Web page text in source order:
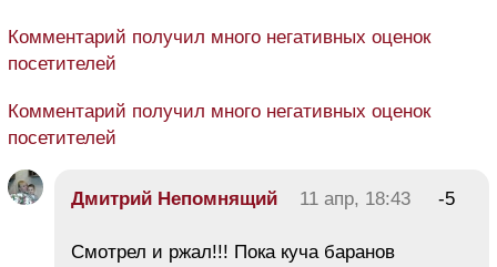
Комментарий получил много негативных оценок
посетителей
Комментарий получил много негативных оценок
посетителей
Дмитрий Непомнящий 11 апр, 18:43 -5
Смотрел и ржал!!! Пока куча баранов